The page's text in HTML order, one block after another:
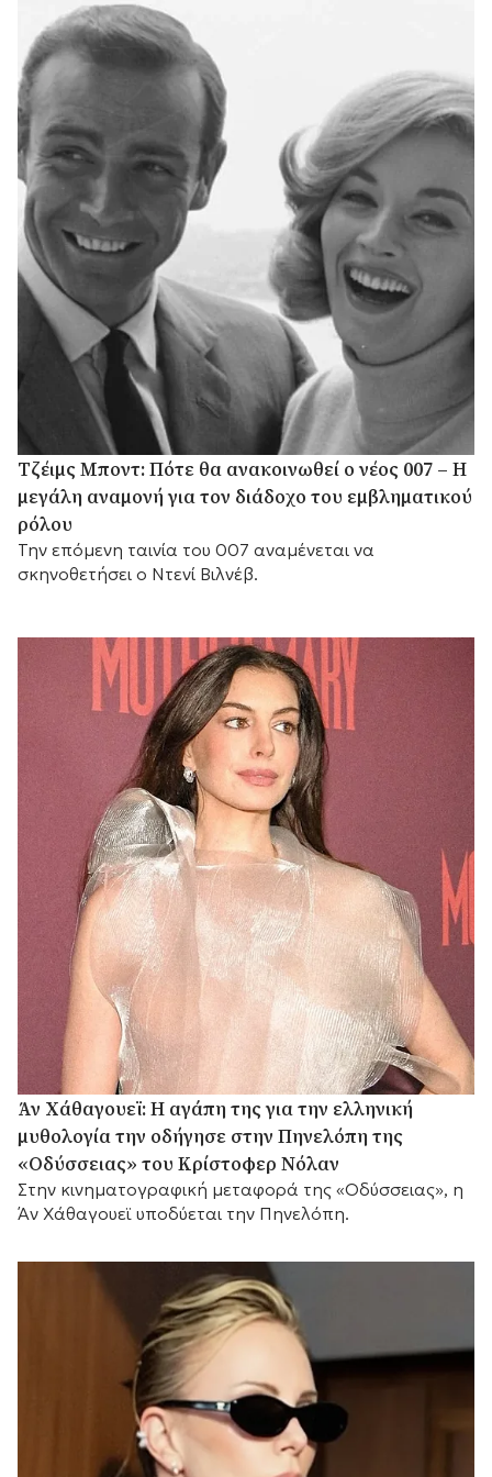
Τζέιμς Μποντ: Πότε θα ανακοινωθεί ο νέος 007 – Η
μεγάλη αναμονή για τον διάδοχο του εμβληματικού
ρόλου
Την επόμενη ταινία του 007 αναμένεται να
σκηνοθετήσει ο Ντενί Βιλνέβ.
Άν Χάθαγουεϊ: Η αγάπη της για την ελληνική
μυθολογία την οδήγησε στην Πηνελόπη της
«Οδύσσειας» του Κρίστοφερ Νόλαν
Στην κινηματογραφική μεταφορά της «Οδύσσειας», η
Άν Χάθαγουεϊ υποδύεται την Πηνελόπη.